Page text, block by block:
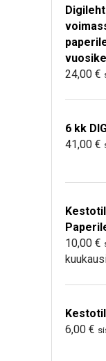
24,00 €
6 kk
41,00 €
10,00 €
6,00 €